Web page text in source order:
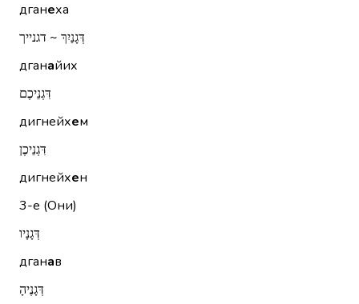
дганеха
דְּגָנַיִךְ ~ דגנייך
дганайих
דִּגְנֵיכֶם
дигнейхем
דִּגְנֵיכֶן
дигнейхен
3-е (Они)
דְּגָנָיו
дганав
דְּגָנֶיהָ